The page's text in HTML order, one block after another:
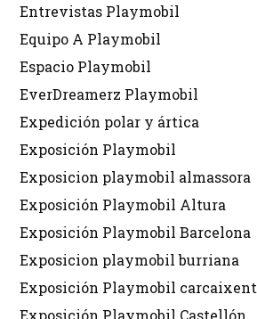
Entrevistas Playmobil
Equipo A Playmobil
Espacio Playmobil
EverDreamerz Playmobil
Expedición polar y ártica
Exposición Playmobil
Exposicion playmobil almassora
Exposición Playmobil Altura
Exposición Playmobil Barcelona
Exposicion playmobil burriana
Exposición Playmobil carcaixent
Exposición Playmobil Castellón